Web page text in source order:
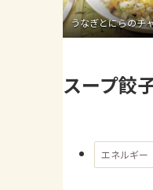
うなぎとにらのチ
スープ餃
エネルギー